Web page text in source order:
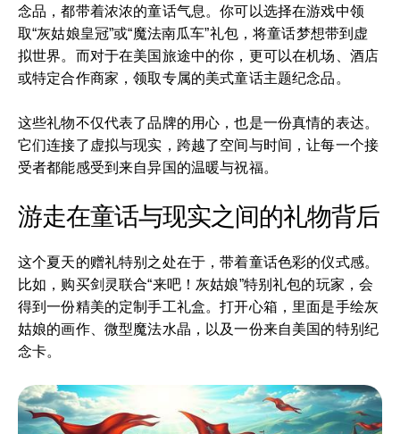
念品，都带着浓浓的童话气息。你可以选择在游戏中领
取“灰姑娘皇冠”或“魔法南瓜车”礼包，将童话梦想带到虚
拟世界。而对于在美国旅途中的你，更可以在机场、酒店
或特定合作商家，领取专属的美式童话主题纪念品。
这些礼物不仅代表了品牌的用心，也是一份真情的表达。
它们连接了虚拟与现实，跨越了空间与时间，让每一个接
受者都能感受到来自异国的温暖与祝福。
游走在童话与现实之间的礼物背后
这个夏天的赠礼特别之处在于，带着童话色彩的仪式感。
比如，购买剑灵联合“来吧！灰姑娘”特别礼包的玩家，会
得到一份精美的定制手工礼盒。打开心箱，里面是手绘灰
姑娘的画作、微型魔法水晶，以及一份来自美国的特别纪
念卡。